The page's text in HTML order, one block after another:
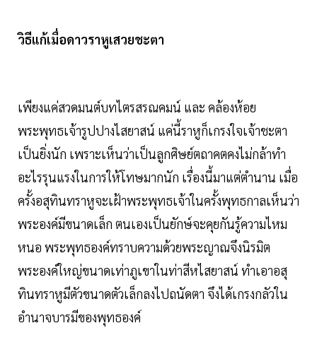
วิธีแก้เมื่อดาวราหูเสวยชะตา
เพียงแค่สวดมนต์บทไตรสรณคมน์ และ คล้องห้อย
พระพุทธเจ้ารูปปางไสยาสน์ แค่นี้ราหูก็เกรงใจเจ้าชะตา
เป็นยิ่งนัก เพราะเห็นว่าเป็นลูกศิษย์ตถาคตคงไม่กล้าทำ
อะไรรุนแรงในการให้โทษมากนัก เรื่องนี้มาแต่ตำนาน เมื่อ
ครั้งอสุทินทราหูจะเฝ้าพระพุทธเจ้าในครั้งพุทธกาลเห็นว่า
พระองค์มีขนาดเล็ก ตนเองเป็นยักษ์จะคุยกันรู้ความไหม
หนอ พระพุทธองค์ทราบความด้วยพระญาณจึงนิรมิต
พระองค์ใหญ่ขนาดเท่าภูเขาในท่าสีหไสยาสน์ ทำเอาอสุ
ทินทราหูมีตัวขนาดตัวเล็กลงไปถนัดตา จึงได้เกรงกลัวใน
อำนาจบารมีของพุทธองค์